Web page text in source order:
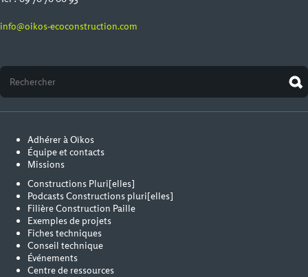
info@oikos-ecoconstruction.com
Adhérer à Oïkos
Équipe et contacts
Missions
Constructions Pluri[elles]
Podcasts Constructions pluri[elles]
Filière Construction Paille
Exemples de projets
Fiches techniques
Conseil technique
Événements
Centre de ressources